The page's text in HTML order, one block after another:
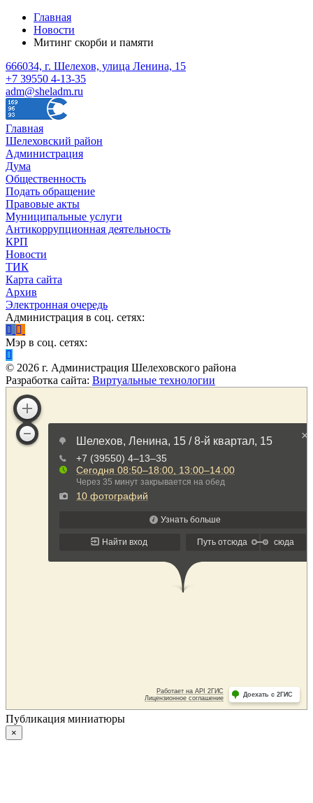
Главная
Новости
Митинг скорби и памяти
666034, г. Шелехов, улица Ленина, 15
+7 39550 4-13-35
adm@sheladm.ru
Главная
Шелеховский район
Администрация
Дума
Общественность
Подать обращение
Правовые акты
Муниципальные услуги
Антикоррупционная деятельность
КРП
Новости
ТИК
Карта сайта
Архив
Электронная очередь
Администрация в соц. сетях:
Мэр в соц. сетях:
© 2026 г. Администрация Шелеховского района
Разработка сайта: Виртуальные технологии
Публикация миниатюры
×